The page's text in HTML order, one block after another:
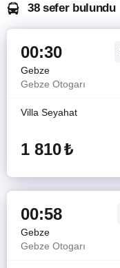
38 sefer bulundu
00:30
Gebze
Gebze Otogarı
Villa Seyahat
1 810₺
00:58
Gebze
Gebze Otogarı